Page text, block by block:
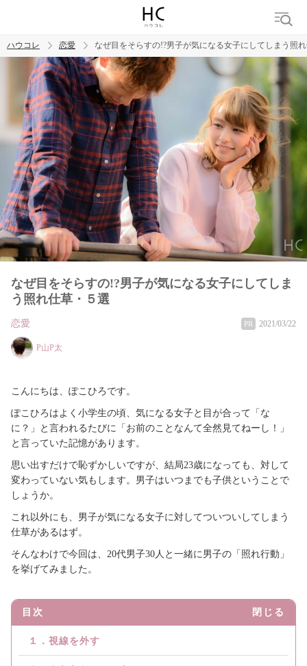
トレンド ワード
恋愛
ハウコレ 恋愛 なぜ目をそらすの!?男子が気になる女子にしてしまう照
なぜ目をそらすの!?男子が気になる女子にしてしま
う照れ仕草・５選
恋愛 PR 2021/03/22
P山P太
こんにちは、ぽこひろです。
ぽこひろはよく小学生の頃、気になる女子と目が合って「な
に？」と言われるたびに「お前のことなんて全然見てねーし！」
と言っていた記憶があります。
思い出すだけで恥ずかしいですが、結局23歳になっても、対して
変わっていない気もします。男子はいつまでも子供ということで
しょうか。
これ以外にも、男子が気になる女子に対してついついしてしまう
仕草があるはず。
そんなわけで今回は、20代男子30人と一緒に男子の「照れ行動」
を挙げてみました。
目次 閉じる
１．視線を外す